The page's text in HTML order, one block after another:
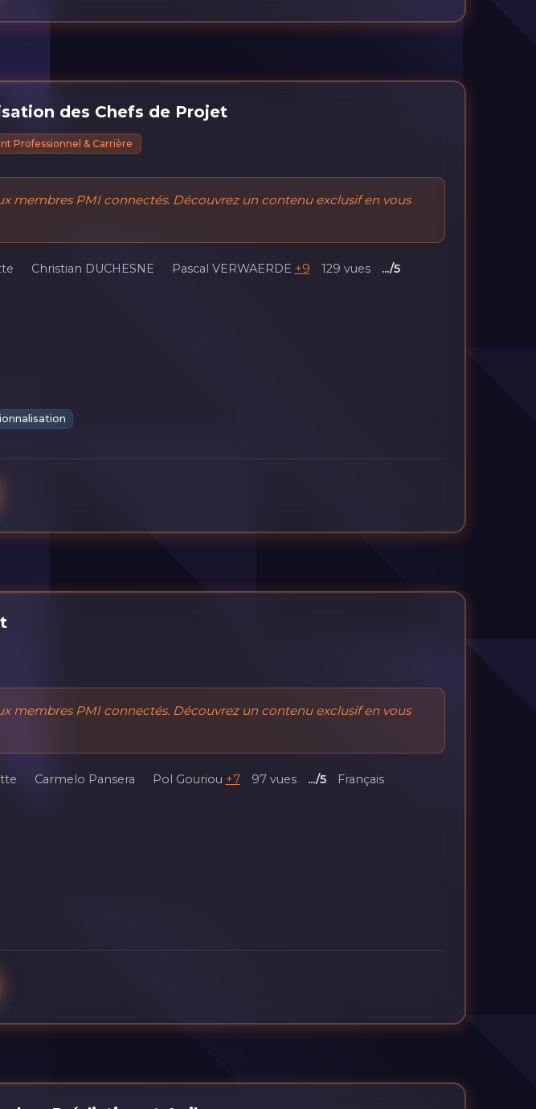
des Chefs de Projet
Professionnel & Carrière
membres PMI connectés. Découvrez un contenu exclusif en vous
Christian DUCHESNE Pascal VERWAERDE +9 129 vues
.../5
membres PMI connectés. Découvrez un contenu exclusif en vous
Carmelo Pansera Pol Gouriou +7 97 vues .../5 Français